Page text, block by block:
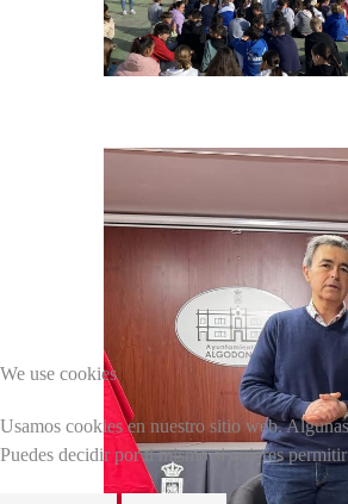
We use cookies
Usamos cookies en nuestro sitio web.
Puedes decidir por ti mismo si quieres